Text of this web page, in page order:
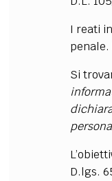
I reati
Si
D.lgs.